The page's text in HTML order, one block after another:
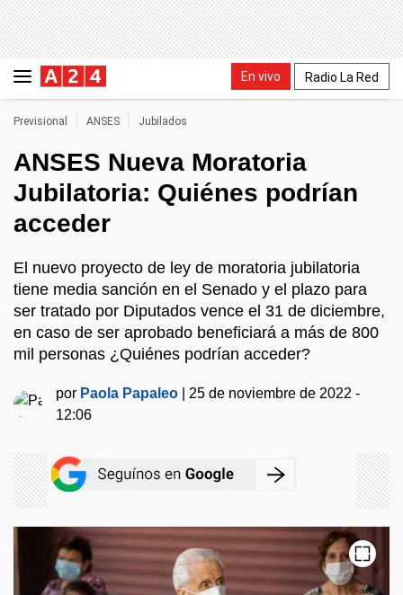
En vivo Radio La Red
Previsional ANSES Jubilados
ANSES Nueva Moratoria
Jubilatoria: Quiénes podrían
acceder
El nuevo proyecto de ley de moratoria jubilatoria
tiene media sanción en el Senado y el plazo para
ser tratado por Diputados vence el 31 de diciembre,
en caso de ser aprobado beneficiará a más de 800
mil personas ¿Quiénes podrían acceder?
por Paola Papaleo
25 de noviembre de 2022 -
12:06